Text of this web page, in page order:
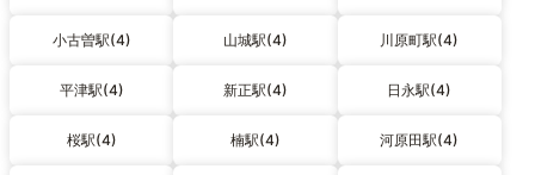
小古曽駅(4) 山城駅(4) 川原町駅(4)
平津駅(4) 新正駅(4) 日永駅(4)
桜駅(4) 楠駅(4) 河原田駅(4)